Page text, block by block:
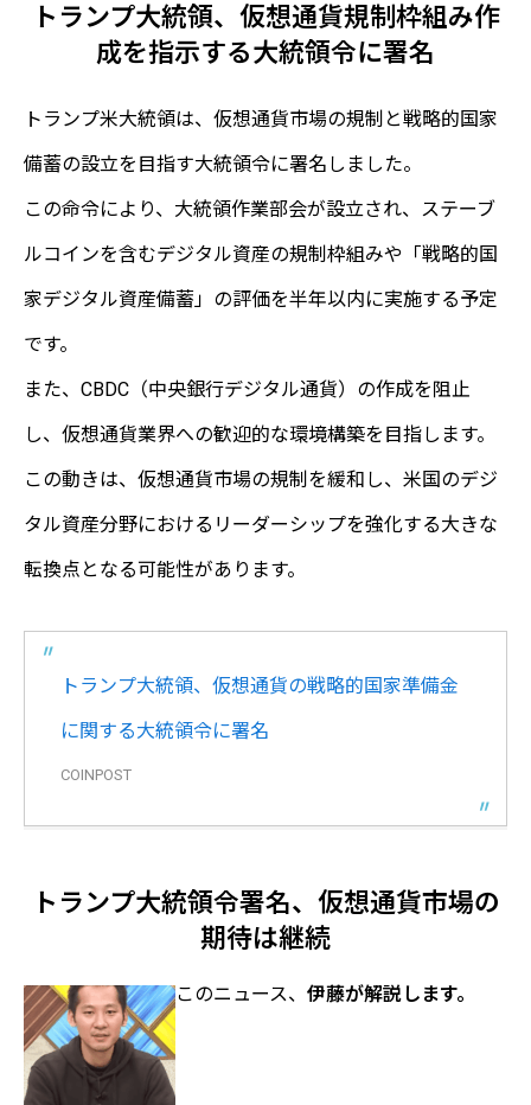
トランプ大統領、仮想通貨規制枠組み作
成を指示する大統領令に署名
トランプ米大統領は、仮想通貨市場の規制と戦略的国家
備蓄の設立を目指す大統領令に署名しました。
この命令により、大統領作業部会が設立され、ステーブ
ルコインを含むデジタル資産の規制枠組みや「戦略的国
家デジタル資産備蓄」の評価を半年以内に実施する予定
です。
また、CBDC（中央銀行デジタル通貨）の作成を阻止
し、仮想通貨業界への歓迎的な環境構築を目指します。
この動きは、仮想通貨市場の規制を緩和し、米国のデジ
タル資産分野におけるリーダーシップを強化する大きな
転換点となる可能性があります。
トランプ大統領、仮想通貨の戦略的国家準備金
に関する大統領令に署名
COINPOST
トランプ大統領令署名、仮想通貨市場の
期待は継続
このニュース、 伊藤が解説します。